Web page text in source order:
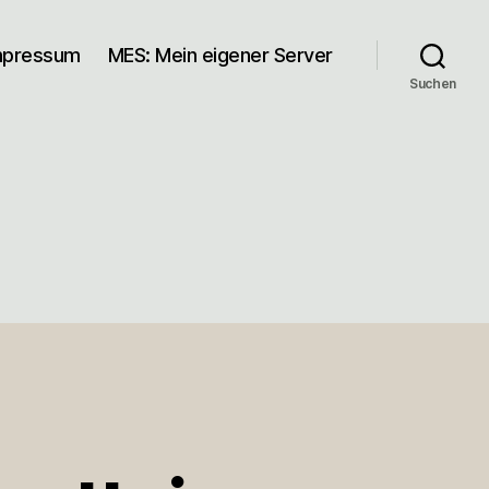
MES: Mein eigener Server
Suchen